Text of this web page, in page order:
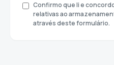
Confirmo que li e
relativas ao
através deste formulário.